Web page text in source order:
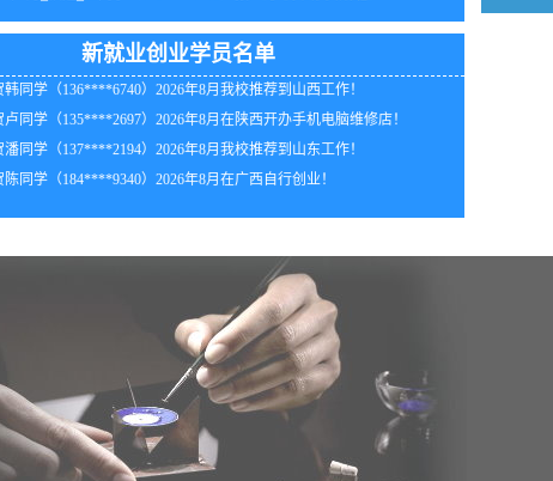
年8月_重庆_胡同学（151****3199）报:【手机维修实战班】
年8月_重庆_陈同学（153****0795）报: 【手机维修实战班】
年8月_陕西_朱同学（137****7642）报:【手机维修实战班】
年8月_广东_马同学（130****2337）报:【手机维修实战班】
年8月_浙江_张同学（136****4865）报:【手机维修实战班】
年8月_贵州_卢同学（157****8241）报:【手机维修实战班】
新就业创业学员名单
吴同学（180****3649）2026年8月在江西自行创业！
韩同学（136****6740）2026年8月我校推荐到山西工作！
卢同学（135****2697）2026年8月在陕西开办手机电脑维修店！
潘同学（137****2194）2026年8月我校推荐到山东工作！
陈同学（184****9340）2026年8月在广西自行创业！